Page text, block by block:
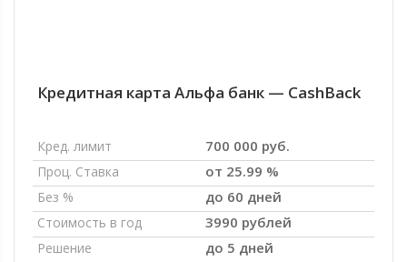
Кредитная карта Альфа банк — CashBack
Кред. лимит 700 000 руб.
Проц. Ставка от 25.99 %
Без % до 60 дней
Стоимость в год 3990 рублей
Решение до 5 дней